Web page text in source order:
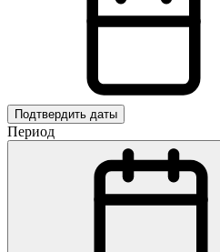
Подтвердить даты
Период